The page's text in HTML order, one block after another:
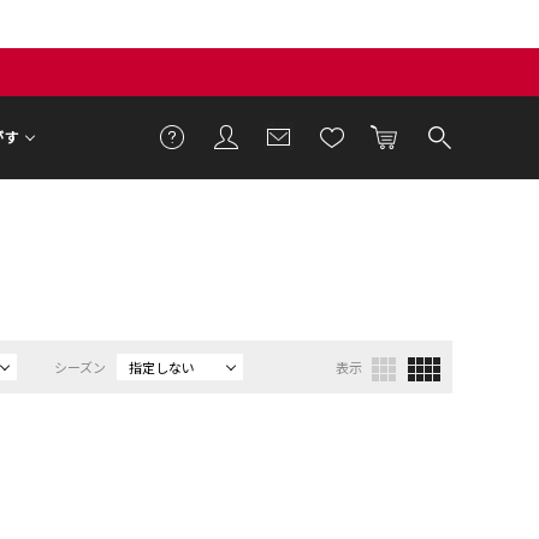
す
シーズン 指定しない 表示